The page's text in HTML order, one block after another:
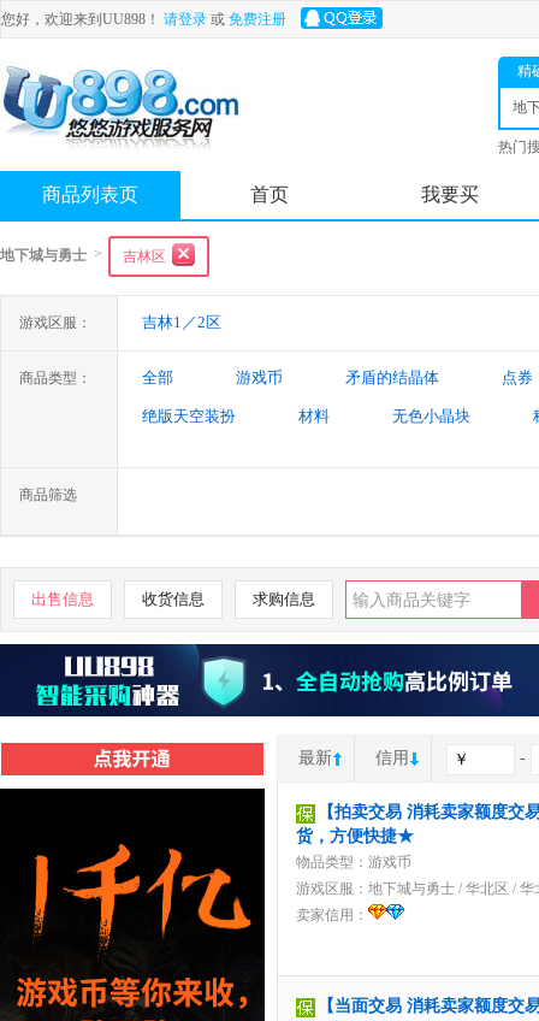
您好，欢迎来到UU898！ 请登录 或 免费注册
精
地
士
热门
商品列表页 首页 我要买
地下城与勇士 > 吉林区
游戏区服： 吉林1／2区
商品类型： 全部 游戏币 矛盾的结晶体 点券
绝版天空装扮 材料 无色小晶块
商品筛选
出售信息 收货信息 求购信息
最新 信用 -
【拍卖交易 消耗卖家额度交
货，方便快捷★
物品类型：游戏币
游戏区服： 地下城与勇士 / 华北区 / 华
卖家信用：
【当面交易 消耗卖家额度交